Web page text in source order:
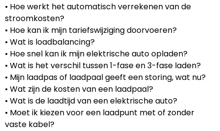
• Hoe werkt het automatisch verrekenen van de
stroomkosten?
• Hoe kan ik mijn tariefswijziging doorvoeren?
• Wat is loadbalancing?
• Hoe snel kan ik mijn elektrische auto opladen?
• Wat is het verschil tussen 1-fase en 3-fase laden?
• Mijn laadpas of laadpaal geeft een storing, wat nu?
• Wat zijn de kosten van een laadpaal?
• Wat is de laadtijd van een elektrische auto?
• Moet ik kiezen voor een laadpunt met of zonder
vaste kabel?